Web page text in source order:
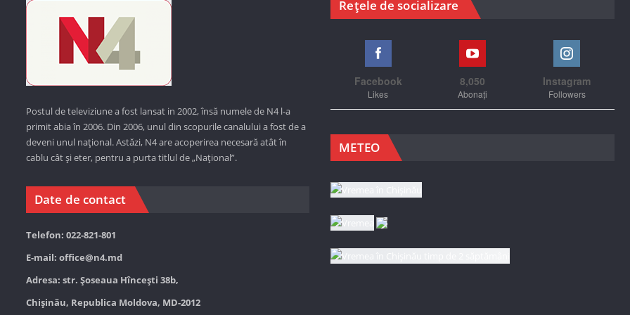
Postul de televiziune a fost lansat in 2002, însă numele de N4 l-a
primit abia în 2006. Din 2006, unul din scopurile canalului a fost de a
deveni unul național. Astăzi, N4 are acoperirea necesară atât în
cablu cât și eter, pentru a purta titlul de „Național”.
Date de contact
Telefon: 022-821-801
E-mail: office@n4.md
Adresa: str. Șoseaua Hînceşti 38b,
Chișinău, Republica Moldova, MD-2012
Rețele de socializare
Facebook
Likes
8,050
Abonați
Instagram
Followers
METEO